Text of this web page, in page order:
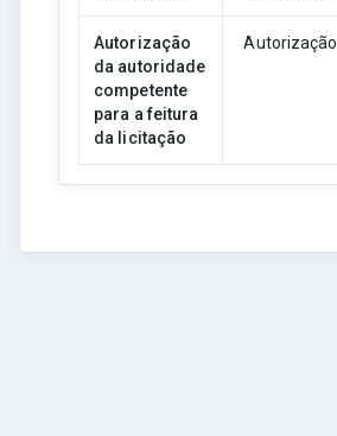
Autorização
da autoridade
competente
para a feitura
da licitação
Autorização